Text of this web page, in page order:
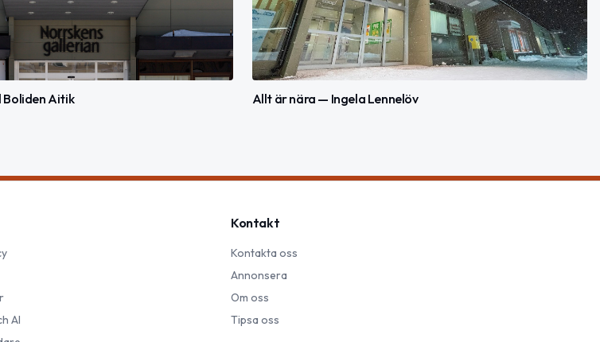
Aitik Allt är nära — Ingela Lennelöv
AI
Kontakt
Kontakta oss
Annonsera
Om oss
Tipsa oss